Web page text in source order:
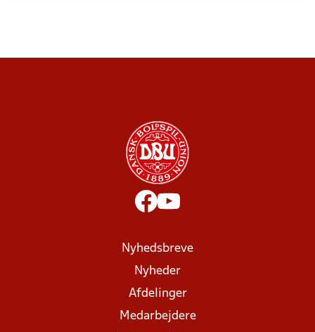
Nyhedsbreve
Nyheder
Afdelinger
Medarbejdere